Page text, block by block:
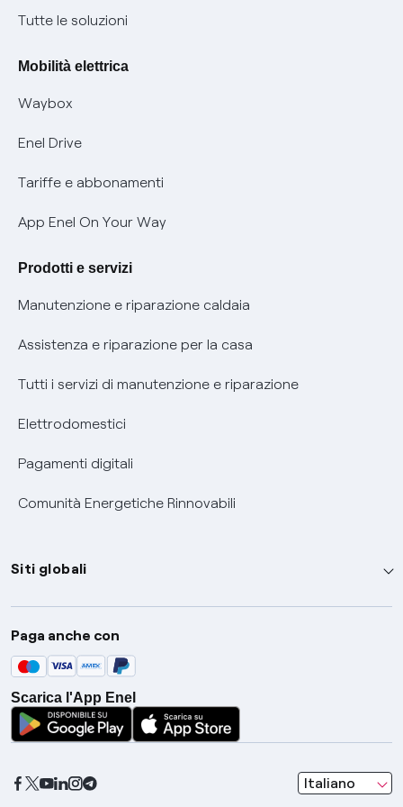
Condizioni generali di contratto prodotti e servizi
Informativa RAEE
Informativa Privacy AI
Nuove regole europee per la protezione dei dati
Offerte Placet non vulnerabili
Offerta Tutela Vulnerabilità Gas
Mobilità Elettrica
Phishing e truffe online
Verifica chi ti ha chiamato
Agevolazione utenti con disabilità per offerte Fibra
Informativa RAEE
Tutte le soluzioni
Mobilità elettrica
Waybox
Enel Drive
Tariffe e abbonamenti
App Enel On Your Way
Prodotti e servizi
Manutenzione e riparazione caldaia
Assistenza e riparazione per la casa
Tutti i servizi di manutenzione e riparazione
Elettrodomestici
Pagamenti digitali
Comunità Energetiche Rinnovabili
Siti globali
Enel Group
Enel Green Power
Global Trading
Global Procurement
Gridspertise
Paga anche con
Scarica l'App Enel
Italiano
seleziona una